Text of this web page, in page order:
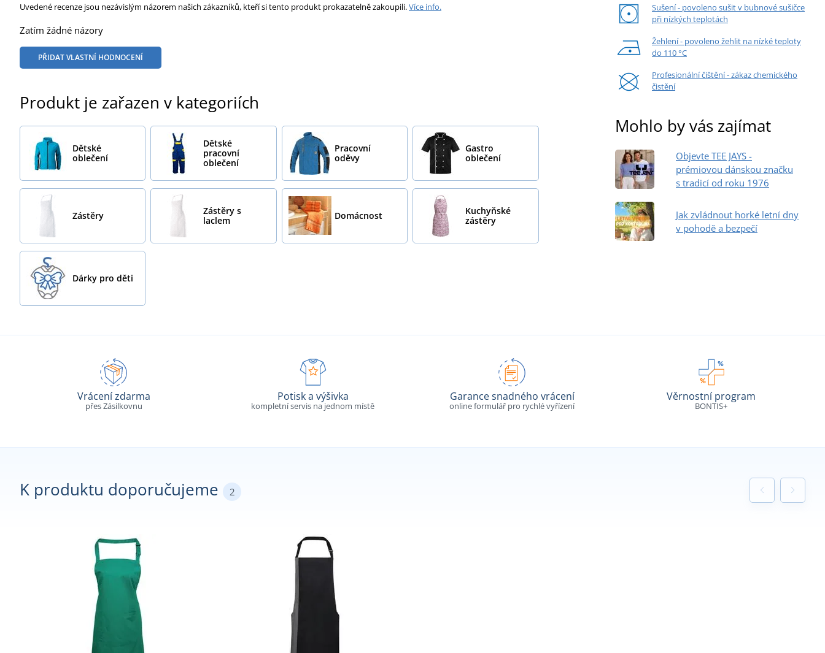
Uvedené recenze jsou nezávislým názorem našich zákazníků, kteří si tento produkt prokazatelně zakoupili.Více info.
Zatím žádné názory
PŘIDAT VLASTNÍ HODNOCENÍ
Produkt je zařazen v kategoriích
Dětské
oblečení
Dětské
pracovní
oblečení
Pracovní
oděvy
Gastro
oblečení
Zástěry
Zástěry s
laclem
Domácnost
Kuchyňské
zástěry
Dárky pro děti
Sušení - povoleno sušit v bubnové sušičce
při nízkých teplotách
Žehlení - povoleno žehlit na nízké teploty
do 110 °C
Profesionální čištění - zákaz chemického
čistění
Mohlo by vás zajímat
Objevte TEE JAYS -
prémiovou dánskou značku
s tradicí od roku 1976
Jak zvládnout horké letní dny
v pohodě a bezpečí
Vrácení zdarma
přes Zásilkovnu
Potisk a výšivka
kompletní servis na jednom místě
Garance snadného vrácení
online formulář pro rychlé vyřízení
Věrnostní program
BONTIS+
K produktu doporučujeme 2